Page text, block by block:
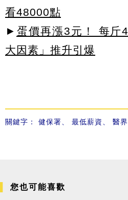
看48000點
► 蛋價再漲3元！ 每斤
大因素」推升引爆
關鍵字： 健保署 最低薪資 醫界
您也可能喜歡